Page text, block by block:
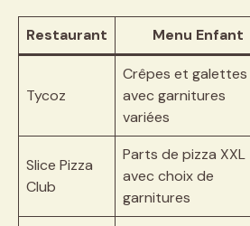
Restaurant Menu Enfant
Tycoz
Crêpes et galettes
avec garnitures
variées
Slice Pizza
Club
Parts de pizza XXL
avec choix de
garnitures